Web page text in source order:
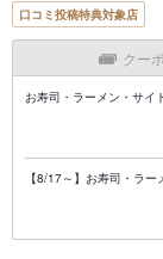
口コミ投稿特典対象店
クー
お寿司・ラーメン・サイ
【8/17～】お寿司・ラ